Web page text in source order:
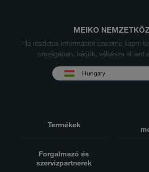
MEIKO
Ha részletes információt szeretne kapni
országában, kérjük, válassza ki lent
Hungary
Termékek
Forgalmazó és
szervizpartnerek